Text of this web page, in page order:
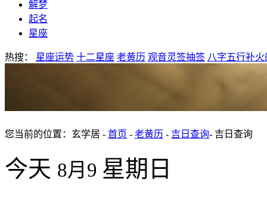
解梦
起名
星座
热搜： 星座运势 十二星座 老黄历 观音灵签抽签 八字五行补
您当前的位置：玄学居 - 首页 - 老黄历 - 吉日查询- 吉日查询
今天 8月9 星期日